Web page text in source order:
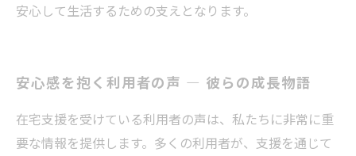
安心して生活するための支えとなります。
安心感を抱く利用者の声 — 彼らの成長物語
在宅支援を受けている利用者の声は、私たちに非常に重
要な情報を提供します。多くの利用者が、支援を通じて